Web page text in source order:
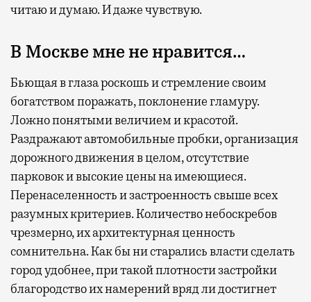
читаю и думаю. И даже чувствую.
В Москве мне не нравится…
Бьющая в глаза роскошь и стремление своим
богатством поражать, поклонение гламуру.
Ложно понятыми величием и красотой.
Раздражают автомобильные пробки, организация
дорожного движения в целом, отсутствие
парковок и высокие цены на имеющиеся.
Перенаселенность и застроенность свыше всех
разумных критериев. Количество небоскребов
чрезмерно, их архитектурная ценность
сомнительна. Как бы ни старались власти сделать
город удобнее, при такой плотности застройки
благородство их намерений вряд ли достигнет